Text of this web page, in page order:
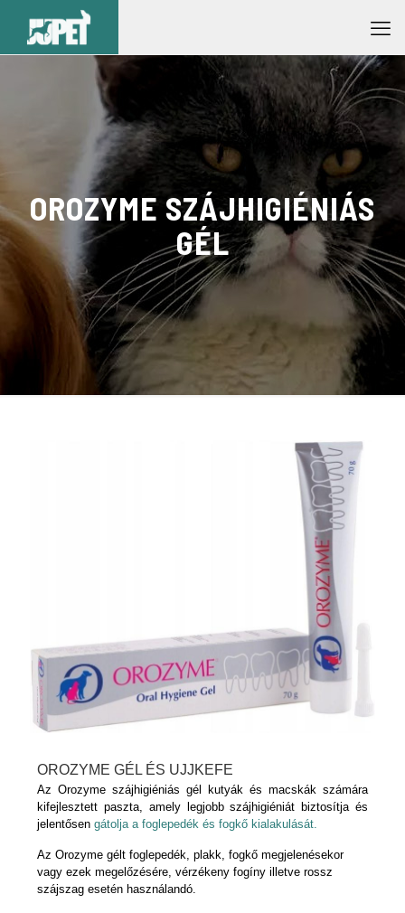
OROZYME SZÁJHIGIÉNIÁS
GÉL
OROZYME GÉL ÉS UJJKEFE
Az Orozyme szájhigiéniás gél kutyák és macskák számára
kifejlesztett paszta, amely legjobb szájhigiéniát biztosítja és
jelentősen gátolja a foglepedék és fogkő kialakulását.
Az Orozyme gélt foglepedék, plakk, fogkő megjelenésekor
vagy ezek megelőzésére, vérzékeny fogíny illetve rossz
szájszag esetén használandó.